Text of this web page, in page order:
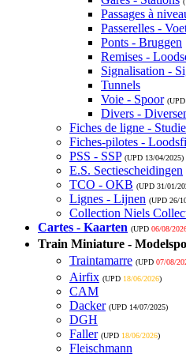
Passages à
Passerelles -
Ponts - Bruggen
Remises -
Signalisation -
Tunnels
Voie - Spoor (UPD
Divers -
Fiches de ligne -
Fiches-pilotes -
PSS - SSP (UPD 13/04/2025)
E.S. Sectiescheidingen
TCO - OKB (UPD 31/01/
Lignes - Lijnen (UPD 26/
Collection Niels
Cartes - Kaarten (UPD 06/08/
Train Miniature -
Traintamarre (UPD 07/08/
Airfix (UPD 18/06/2026)
CAM
Dacker (UPD 14/07/2025)
DGH
Faller (UPD 18/06/2026)
Fleischmann